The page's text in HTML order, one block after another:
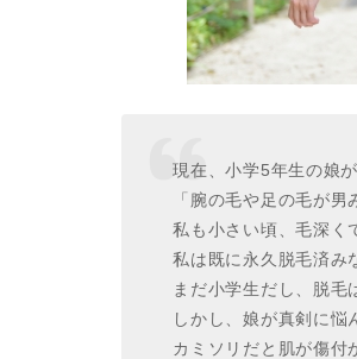
現在、小学5年生の娘が
「腕の毛や足の毛が
私も小さい頃、毛深く
私は既に永久脱毛済み
まだ小学生だし、脱毛
しかし、娘が真剣に悩
カミソリだと肌が傷付